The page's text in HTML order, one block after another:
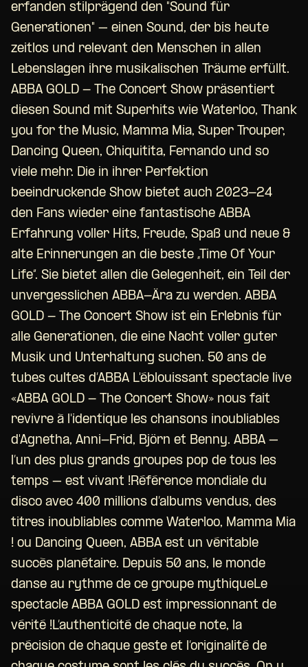
erfanden stilprägend den "Sound für
Generationen" – einen Sound, der bis heute
zeitlos und relevant den Menschen in allen
Lebenslagen ihre musikalischen Träume erfüllt.
ABBA GOLD - The Concert Show präsentiert
diesen Sound mit Superhits wie Waterloo, Thank
you for the Music, Mamma Mia, Super Trouper,
Dancing Queen, Chiquitita, Fernando und so
viele mehr. Die in ihrer Perfektion
beeindruckende Show bietet auch 2023-24
den Fans wieder eine fantastische ABBA
Erfahrung voller Hits, Freude, Spaß und neue &
alte Erinnerungen an die beste „Time Of Your
Life“. Sie bietet allen die Gelegenheit, ein Teil der
unvergesslichen ABBA-Ära zu werden. ABBA
GOLD - The Concert Show ist ein Erlebnis für
alle Generationen, die eine Nacht voller guter
Musik und Unterhaltung suchen. 50 ans de
tubes cultes d’ABBA L'éblouissant spectacle live
«ABBA GOLD - The Concert Show» nous fait
revivre à l'identique les chansons inoubliables
d'Agnetha, Anni-Frid, Björn et Benny. ABBA –
l’un des plus grands groupes pop de tous les
temps – est vivant !Référence mondiale du
disco avec 400 millions d’albums vendus, des
titres inoubliables comme Waterloo, Mamma Mia
! ou Dancing Queen, ABBA est un véritable
succès planétaire. Depuis 50 ans, le monde
danse au rythme de ce groupe mythiqueLe
spectacle ABBA GOLD est impressionnant de
vérité !L’authenticité de chaque note, la
précision de chaque geste et l’originalité de